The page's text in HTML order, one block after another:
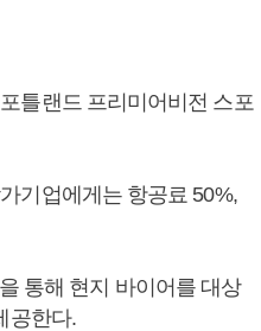
틀랜드 프리미어비전 스포
기업에게는 항공료 50%,
통해 현지 바이어를 대상
공한다.